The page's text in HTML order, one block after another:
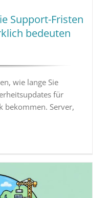
Support-Fristen
bedeuten
wie lange Sie
für
bekommen. Server,